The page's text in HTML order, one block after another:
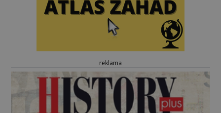
reklama